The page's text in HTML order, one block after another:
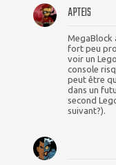
APTEIS
MegaBlock
fort peu
voir un
console
peut être
dans un
second
suivant?).